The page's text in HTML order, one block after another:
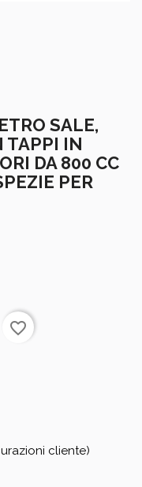
SALE,
TAPPI IN
DA 800 CC
PER
favorite_border
cliente)